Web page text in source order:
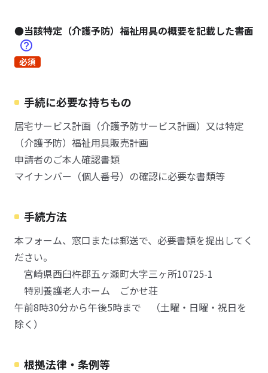
●当該特定（介護予防）福祉用具の概要を記載した書面
必須
手続に必要な持ちもの
居宅サービス計画（介護予防サービス計画）又は特定
（介護予防）福祉用具販売計画
申請者のご本人確認書類
マイナンバー（個人番号）の確認に必要な書類等
手続方法
本フォーム、窓口または郵送で、必要書類を提出してく
ださい。
宮崎県西臼杵郡五ヶ瀬町大字三ヶ所10725-1
特別養護老人ホーム ごかせ荘
午前8時30分から午後5時まで （土曜・日曜・祝日を
除く）
根拠法律・条例等